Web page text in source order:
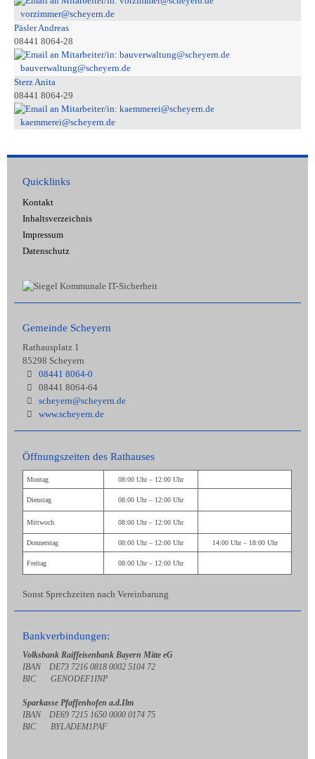
vorzimmer@scheyern.de
Päsler Andreas
08441 8064-28
bauverwaltung@scheyern.de
Sterz Anita
08441 8064-29
kaemmerei@scheyern.de
Quicklinks
Kontakt
Inhaltsverzeichnis
Impressum
Datenschutz
Gemeinde Scheyern
Rathausplatz 1
85298 Scheyern
08441 8064-0
08441 8064-64
scheyern@scheyern.de
www.scheyern.de
Öffnungszeiten des Rathauses
Montag 08:00 Uhr – 12:00 Uhr
Dienstag 08:00 Uhr – 12:00 Uhr
Mittwoch 08:00 Uhr – 12:00 Uhr
Donnerstag 08:00 Uhr – 12:00 Uhr 14:00 Uhr – 18:00 Uhr
Freitag 08:00 Uhr – 12:00 Uhr
Sonst Sprechzeiten nach Vereinbarung
Bankverbindungen:
Volksbank Raiffeisenbank Bayern Mitte eG
IBAN DE73 7216 0818 0002 5104 72
BIC GENODEF1INP
Sparkasse Pfaffenhofen a.d.Ilm
IBAN DE69 7215 1650 0000 0174 75
BIC BYLADEM1PAF